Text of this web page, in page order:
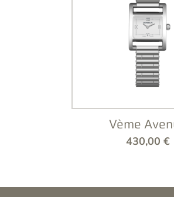
Vème
430,00 €